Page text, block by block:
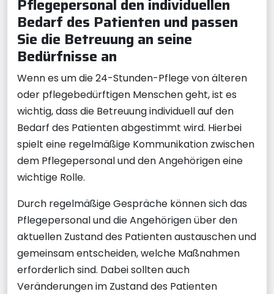
Bedarf des Patienten und passen
Sie die Betreuung an seine
Bedürfnisse an
Wenn es um die 24-Stunden-Pflege von älteren
oder pflegebedürftigen Menschen geht, ist es
wichtig, dass die Betreuung individuell auf den
Bedarf des Patienten abgestimmt wird. Hierbei
spielt eine regelmäßige Kommunikation zwischen
dem Pflegepersonal und den Angehörigen eine
wichtige Rolle.
Durch regelmäßige Gespräche können sich das
Pflegepersonal und die Angehörigen über den
aktuellen Zustand des Patienten austauschen und
gemeinsam entscheiden, welche Maßnahmen
erforderlich sind. Dabei sollten auch
Veränderungen im Zustand des Patienten